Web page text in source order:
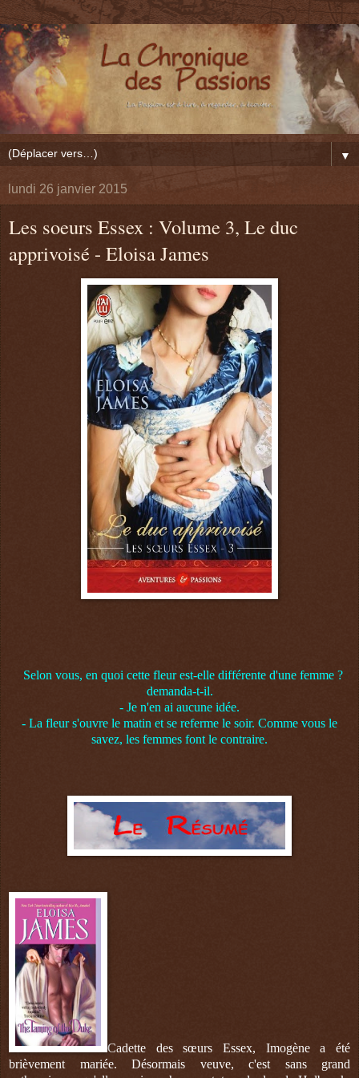
▼
lundi 26 janvier 2015
Les soeurs Essex : Volume 3, Le duc
apprivoisé - Eloisa James
Selon vous, en quoi cette fleur est-elle différente d'une femme ?
demanda-t-il.
- Je n'en ai aucune idée.
- La fleur s'ouvre le matin et se referme le soir. Comme vous le
savez, les femmes font le contraire.
Cadette des sœurs Essex, Imogène a été
brièvement mariée. Désormais veuve, c'est sans grand